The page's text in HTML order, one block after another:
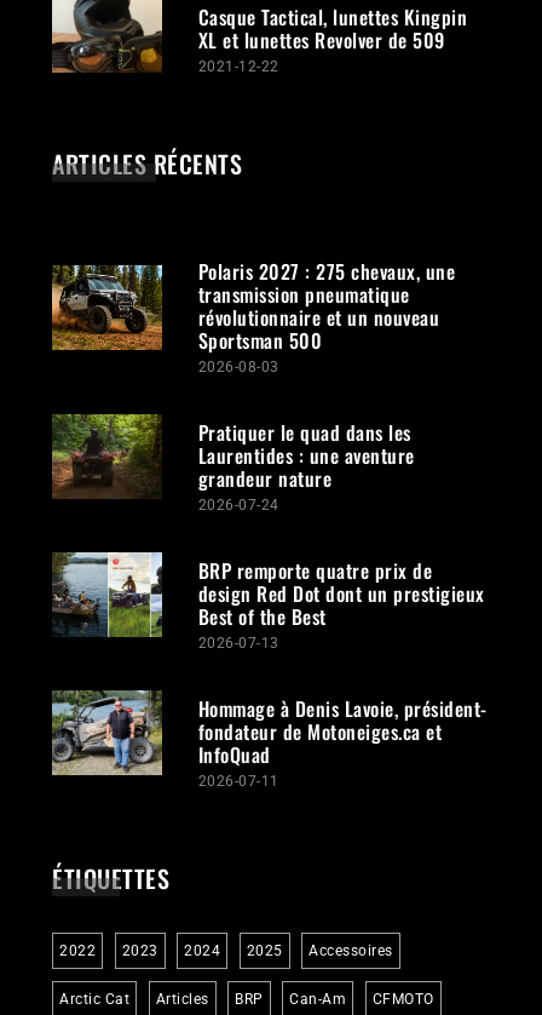
Casque Tactical, lunettes Kingpin
XL et lunettes Revolver de 509
2021-12-22
ARTICLES RÉCENTS
Polaris 2027 : 275 chevaux, une
transmission pneumatique
révolutionnaire et un nouveau
Sportsman 500
2026-08-03
Pratiquer le quad dans les
Laurentides : une aventure
grandeur nature
2026-07-24
BRP remporte quatre prix de
design Red Dot dont un prestigieux
Best of the Best
2026-07-13
Hommage à Denis Lavoie, président-
fondateur de Motoneiges.ca et
InfoQuad
2026-07-11
ÉTIQUETTES
2022 2023 2024 2025 Accessoires
Arctic Cat Articles BRP Can-Am CFMOTO